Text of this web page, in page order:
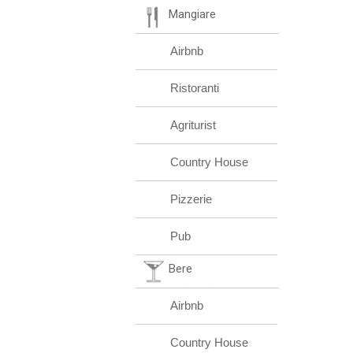
Mangiare
Airbnb
Ristoranti
Agriturist
Country House
Pizzerie
Pub
Bere
Airbnb
Country House